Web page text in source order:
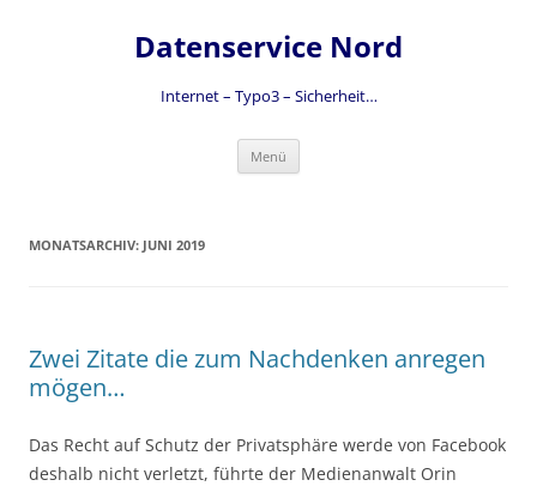
Datenservice Nord
Internet – Typo3 – Sicherheit…
Menü
MONATSARCHIV: JUNI 2019
Zwei Zitate die zum Nachdenken anregen
mögen…
Das Recht auf Schutz der Privatsphäre werde von Facebook
deshalb nicht verletzt, führte der Medienanwalt Orin